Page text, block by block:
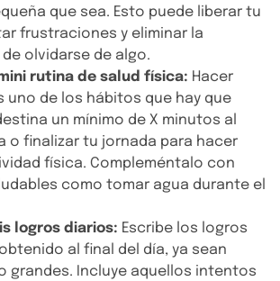
Inicio
Nosotros
Soluciones
de éxito
Blog
que sea. Esto puede liberar tu
frustraciones y eliminar la
olvidarse de algo.
rutina de salud física: Hacer
uno de los hábitos que hay que
un mínimo de X minutos al
o finalizar tu jornada para hacer
física. Compleméntalo con
como tomar agua durante el
logros diarios: Escribe los logros
al final del día, ya sean
grandes. Incluye aquellos intentos